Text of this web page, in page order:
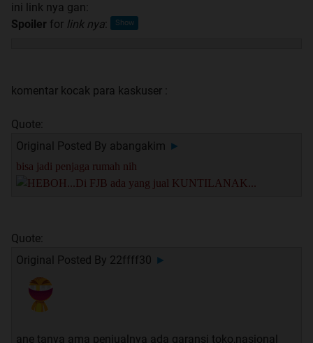
ini link nya gan:
Spoiler for link nya:
komentar kocak para kaskuser :
Quote:
Original Posted By abangakim ►
bisa jadi penjaga rumah nih
Quote:
Original Posted By 22ffff30 ►
ane tanya ama penjualnya ada garansi toko,nasional